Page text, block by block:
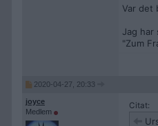
Var det
Jag har
"Zum
2020-04-27, 20:33
joyce
Medlem
Citat: